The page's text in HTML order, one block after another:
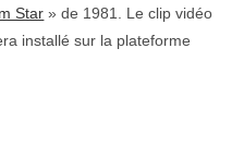
Star » de 1981. Le clip vidéo
installé sur la plateforme